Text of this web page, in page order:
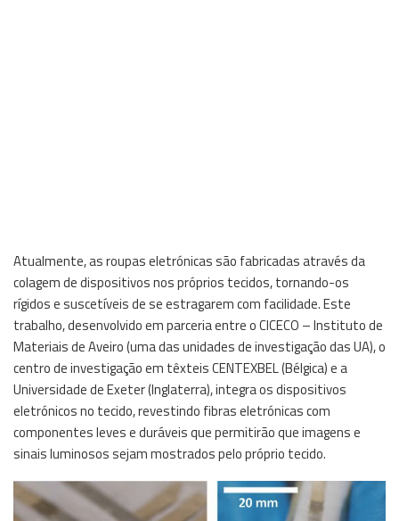
Atualmente, as roupas eletrónicas são fabricadas através da
colagem de dispositivos nos próprios tecidos, tornando-os
rígidos e suscetíveis de se estragarem com facilidade. Este
trabalho, desenvolvido em parceria entre o CICECO – Instituto de
Materiais de Aveiro (uma das unidades de investigação das UA), o
centro de investigação em têxteis CENTEXBEL (Bélgica) e a
Universidade de Exeter (Inglaterra), integra os dispositivos
eletrónicos no tecido, revestindo fibras eletrónicas com
componentes leves e duráveis que permitirão que imagens e
sinais luminosos sejam mostrados pelo próprio tecido.